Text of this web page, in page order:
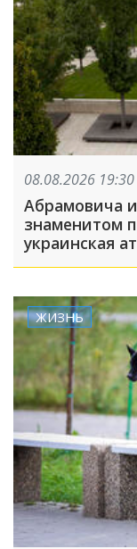
08.08.2026 19:30
Абрамовича
знаменитом
украинская
ЖИЗНЬ